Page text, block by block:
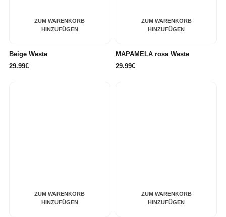
ZUM WARENKORB
HINZUFÜGEN
Beige Weste
29.99€
ZUM WARENKORB
HINZUFÜGEN
MAPAMELA rosa Weste
29.99€
ZUM WARENKORB
HINZUFÜGEN
ZUM WARENKORB
HINZUFÜGEN